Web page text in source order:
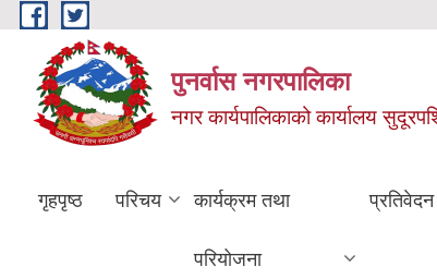
Skip to main content
पुनर्वास नगरपालिका
नगर कार्यपालिकाको कार्यालय
गृहपृष्ठ परिचय कार्यक्रम तथा
परियोजना
प्रतिवेदन